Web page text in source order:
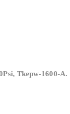
Tkepw-1600-A.